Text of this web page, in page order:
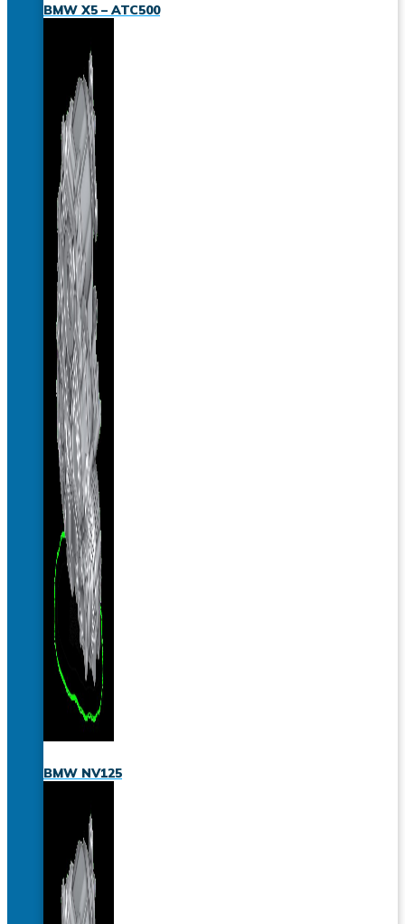
BMW X5 – ATC500
BMW NV125